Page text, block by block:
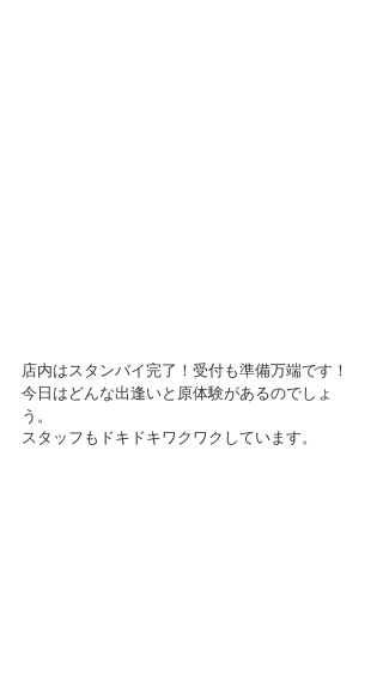
店内はスタンバイ完了！受付も準備万端です！
今日はどんな出逢いと原体験があるのでしょ
う。
スタッフもドキドキワクワクしています。